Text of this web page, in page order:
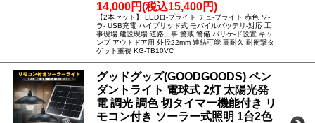
14,000円(税込15,400円)
【2本セット】 LEDロ-プライト チュ-ブライト 赤色 ソ-
ラ- USB充電 ハイブリッド式 モバイルバッテリ-対応 工
事現場 建設現場 道路工事 警戒 警備 バリケ-ド設置 キャ
ンプ アウトドア用 外径22mm 連結可能 高耐久 耐衝撃タ-
ゲット重視 KG-TB10VC
グッドグッズ(GOODGOODS) ペン
ダントライト 電球式 2灯 太陽光発
電 調光 調色 切タイマー機能付き リ
モコン付き ソーラー式照明 1台2色